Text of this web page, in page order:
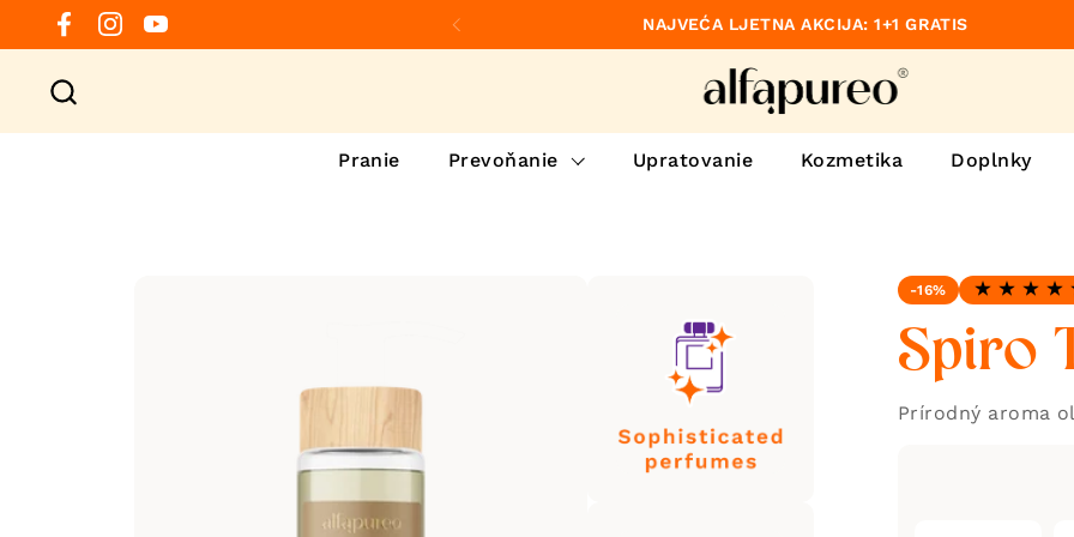
Preskočiť na obsah
Facebook
Instagram
YouTube Predchádzajúce
NAJVEĆA LJETNA AKCIJA: 1+1 GRATIS
Pranie Prevoňanie Upratovanie Kozmetika Doplnky
-16%
Hodnotenie:
Spiro
Prírodný aroma